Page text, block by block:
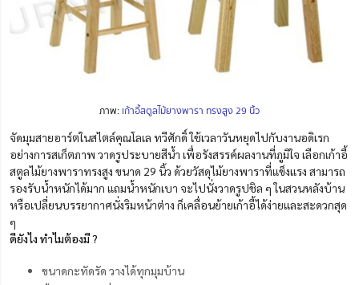
ภาพ: เก้าอี้สตูลไม้ยางพารา ทรงสูง 29 นิ้ว
จัดมุมสายอาร์ตในสไตล์คุณโลเล ทวีศักดิ์ ใช้เวลาวันหยุดไปกับงานอดิเรก
อย่างการสเก็ตภาพ วาดรูประบายสีน้ำ เพื่อรังสรรค์ผลงานที่ภูมิใจ เลือกเก้าอี้
สตูลไม้ยางพาราทรงสูง ขนาด 29 นิ้ว ด้วยวัสดุไม้ยางพาราที่แข็งแรง สามารถ
รองรับน้ำหนักได้มาก แถมน้ำหนักเบา จะไปนั่งวาดรูปชิล ๆ ในสวนหลังบ้าน
หรือเปลี่ยนบรรยากาศนั่งริมหน้าต่าง ก็เคลื่อนย้ายเก้าอี้ได้ง่ายและสะดวกสุด
ๆ
ดียังไง ทำไมต้องมี ?
ขนาดกะทัดรัด วางได้ทุกมุมบ้าน